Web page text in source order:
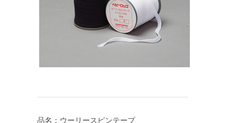
品名：ウーリースピンテープ